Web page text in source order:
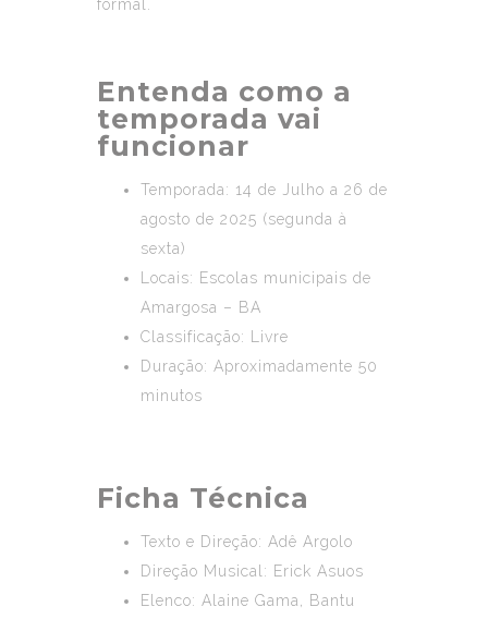
formal.
Entenda como a
temporada vai
funcionar
Temporada: 14 de Julho a 26 de
agosto de 2025 (segunda à
sexta)
Locais: Escolas municipais de
Amargosa – BA
Classificação: Livre
Duração: Aproximadamente 50
minutos
Ficha Técnica
Texto e Direção: Adê Argolo
Direção Musical: Erick Asuos
Elenco: Alaine Gama, Bantu